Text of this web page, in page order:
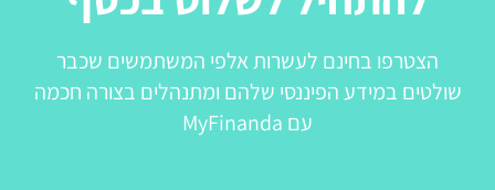
הצטרפו בחינם לעשרות אלפי המשתמשים שכבר
שולטים במידע הפיננסי שלהם ומתנהלים בצורה חכמה
עם MyFinanda